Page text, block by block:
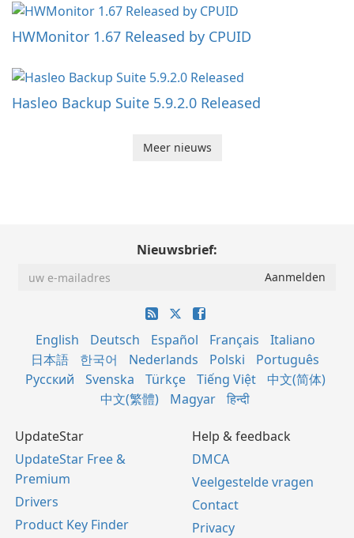
HWMonitor 1.67 Released by CPUID
Hasleo Backup Suite 5.9.2.0 Released
Meer nieuws
Nieuwsbrief:
English Deutsch Español Français
Italiano
日本語
한국어 Nederlands Polski
Português
Русский
Svenska Türkçe Tiếng Việt
中文(简体)
中文(繁體)
Magyar हिन्दी
UpdateStar
UpdateStar Free &
Premium
Drivers
Product Key Finder
Help & feedback
DMCA
Veelgestelde vragen
Contact
Privacy